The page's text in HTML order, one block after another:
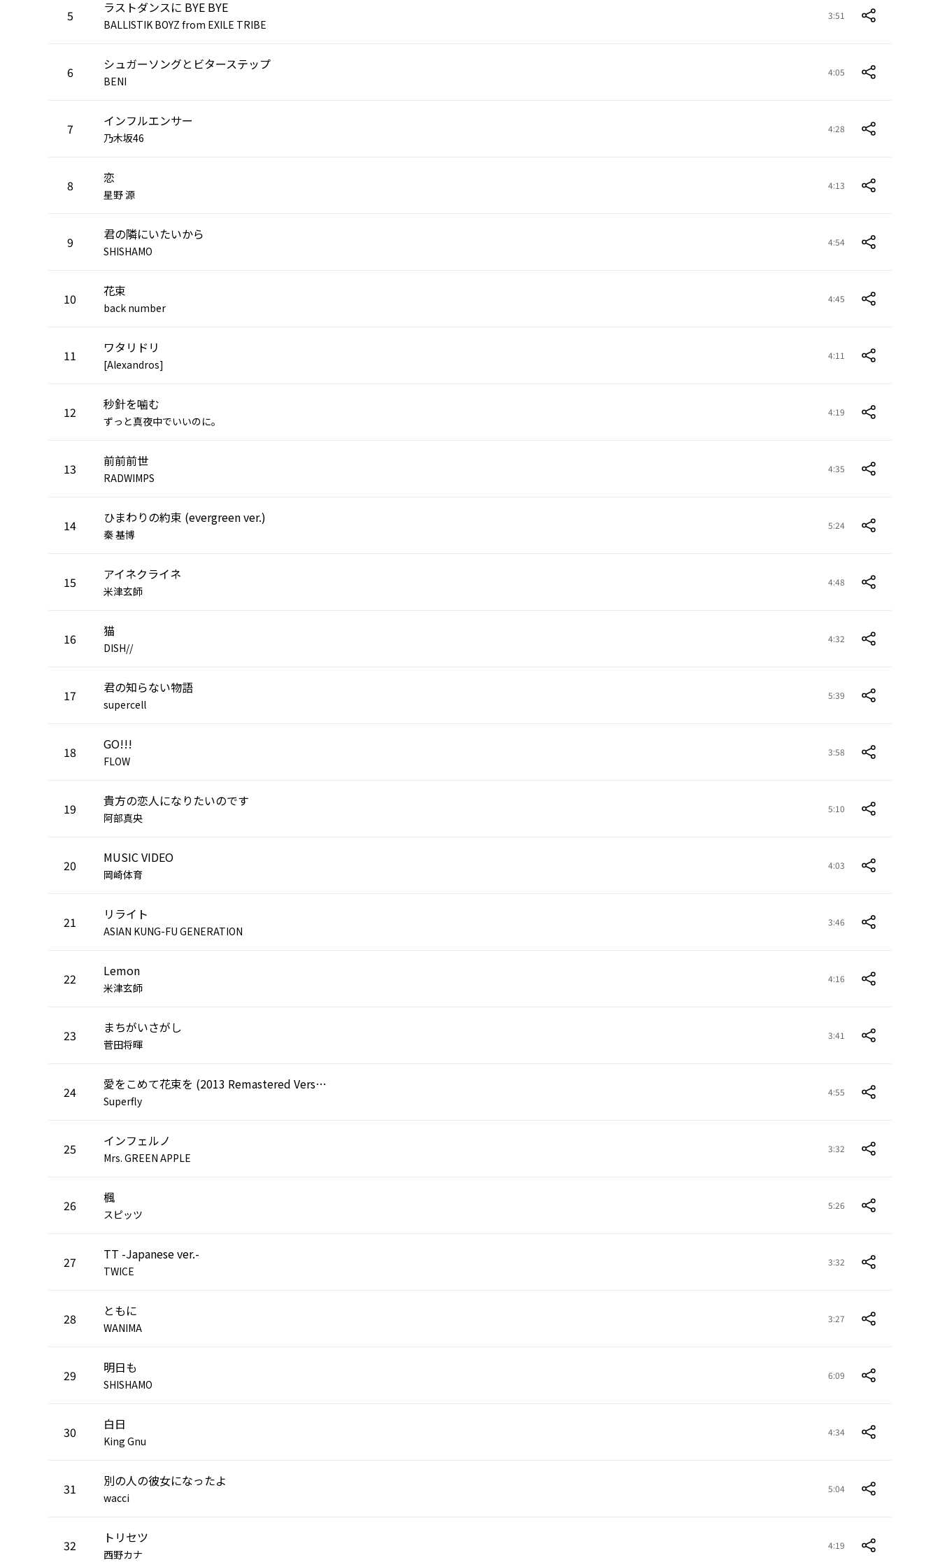
5 ラストダンスに BYE BYE
BALLISTIK BOYZ from EXILE TRIBE
3:51
6 シュガーソングとビターステップ
BENI
4:05
7 インフルエンサー
乃木坂46
4:28
8 恋
星野 源
4:13
9 君の隣にいたいから
SHISHAMO
4:54
10 花束
back number
4:45
11 ワタリドリ
[Alexandros]
4:11
12 秒針を噛む
ずっと真夜中でいいのに。
4:19
13 前前前世
RADWIMPS
4:35
14 ひまわりの約束 (evergreen ver.)
秦 基博
5:24
15 アイネクライネ
米津玄師
4:48
16 猫
DISH//
4:32
17 君の知らない物語
supercell
5:39
18 GO!!!
FLOW
3:58
19 貴方の恋人になりたいのです
阿部真央
5:10
20 MUSIC VIDEO
岡崎体育
4:03
21 リライト
ASIAN KUNG-FU GENERATION
3:46
22 Lemon
米津玄師
4:16
23 まちがいさがし
菅田将暉
3:41
24 愛をこめて花束を (2013 Remastered Version)
Superfly
4:55
25 インフェルノ
Mrs. GREEN APPLE
3:32
26 楓
スピッツ
5:26
27 TT -Japanese ver.-
TWICE
3:32
28 ともに
WANIMA
3:27
29 明日も
SHISHAMO
6:09
30 白日
King Gnu
4:34
31 別の人の彼女になったよ
wacci
5:04
32 トリセツ
西野カナ
4:19